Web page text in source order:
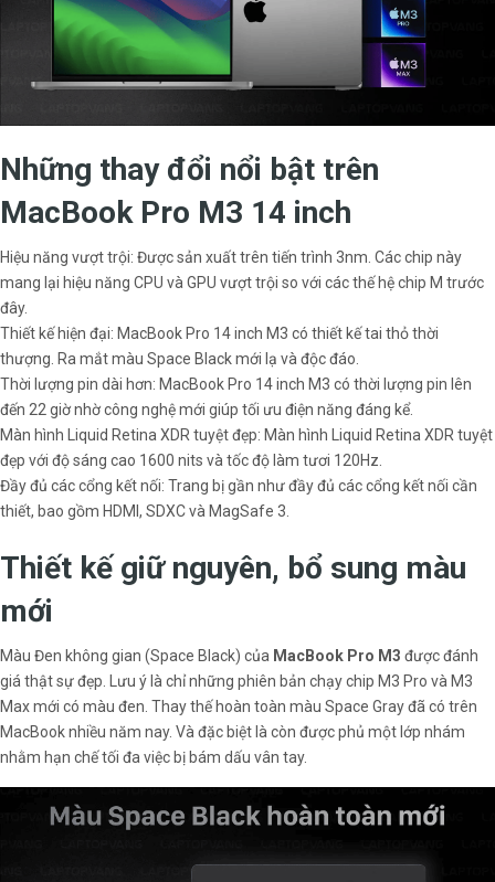
Những thay đổi nổi bật trên
MacBook Pro M3 14 inch
Hiệu năng vượt trội: Được sản xuất trên tiến trình 3nm. Các chip này
mang lại hiệu năng CPU và GPU vượt trội so với các thế hệ chip M trước
đây.
Thiết kế hiện đại: MacBook Pro 14 inch M3 có thiết kế tai thỏ thời
thượng. Ra mắt màu Space Black mới lạ và độc đáo.
Thời lượng pin dài hơn: MacBook Pro 14 inch M3 có thời lượng pin lên
đến 22 giờ nhờ công nghệ mới giúp tối ưu điện năng đáng kể.
Màn hình Liquid Retina XDR tuyệt đẹp: Màn hình Liquid Retina XDR tuyệt
đẹp với độ sáng cao 1600 nits và tốc độ làm tươi 120Hz.
Đầy đủ các cổng kết nối: Trang bị gần như đầy đủ các cổng kết nối cần
thiết, bao gồm HDMI, SDXC và MagSafe 3.
Thiết kế giữ nguyên, bổ sung màu
mới
Màu Đen không gian (Space Black) của MacBook Pro M3 được đánh
giá thật sự đẹp. Lưu ý là chỉ những phiên bản chạy chip M3 Pro và M3
Max mới có màu đen. Thay thế hoàn toàn màu Space Gray đã có trên
MacBook nhiều năm nay. Và đặc biệt là còn được phủ một lớp nhám
nhằm hạn chế tối đa việc bị bám dấu vân tay.